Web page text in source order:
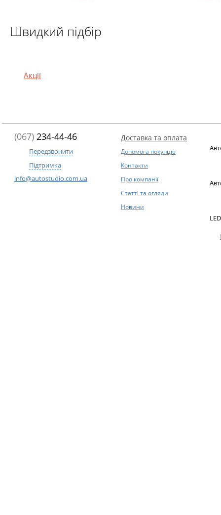
Швидкий підбір
Акції
(067) 234-44-46
Передзвонити
Підтримка
info@autostudio.com.ua
Доставка та оплата
Допомога покупцю
Контакти
Про компанії
Статті та огляди
Новини